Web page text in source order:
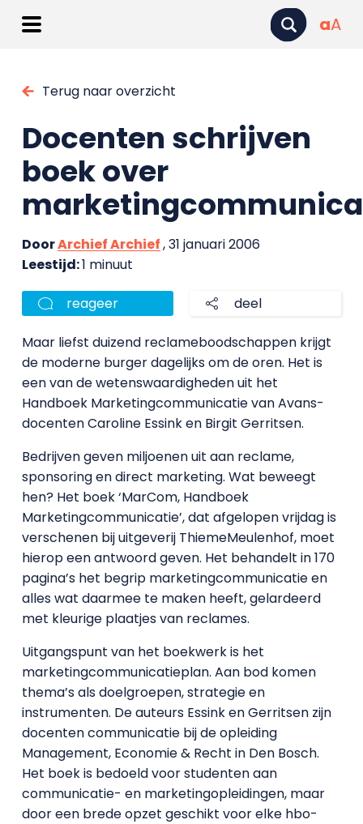
aA
Terug naar overzicht
Docenten schrijven
boek over
DoorArchief Archief, 31 januari 2006
Leestijd:1 minuut
reageer deel
Maar liefst duizend reclameboodschappen krijgt
de moderne burger dagelijks om de oren. Het is
een van de wetenswaardigheden uit het
Handboek Marketingcommunicatie van Avans-
docenten Caroline Essink en Birgit Gerritsen.
Bedrijven geven miljoenen uit aan reclame,
sponsoring en direct marketing. Wat beweegt
hen? Het boek ‘MarCom, Handboek
Marketingcommunicatie’, dat afgelopen vrijdag is
verschenen bij uitgeverij ThiemeMeulenhof, moet
hierop een antwoord geven. Het behandelt in 170
pagina’s het begrip marketingcommunicatie en
alles wat daarmee te maken heeft, gelardeerd
met kleurige plaatjes van reclames.
Uitgangspunt van het boekwerk is het
marketingcommunicatieplan. Aan bod komen
thema’s als doelgroepen, strategie en
instrumenten. De auteurs Essink en Gerritsen zijn
docenten communicatie bij de opleiding
Management, Economie & Recht in Den Bosch.
Het boek is bedoeld voor studenten aan
communicatie- en marketingopleidingen, maar
door een brede opzet geschikt voor elke hbo-